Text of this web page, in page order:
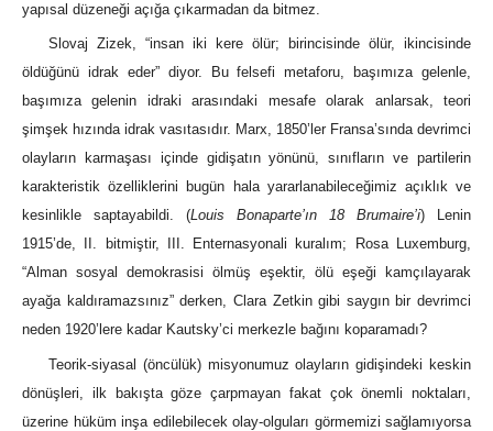
yapısal düzeneği açığa çıkarmadan da bitmez.
Slovaj Zizek, “insan iki kere ölür; birincisinde ölür, ikincisinde
öldüğünü idrak eder” diyor. Bu felsefi metaforu, başımıza gelenle,
başımıza gelenin idraki arasındaki mesafe olarak anlarsak, teori
şimşek hızında idrak vasıtasıdır. Marx, 1850’ler Fransa’sında devrimci
olayların karmaşası içinde gidişatın yönünü, sınıfların ve partilerin
karakteristik özelliklerini bugün hala yararlanabileceğimiz açıklık ve
kesinlikle saptayabildi. (Louis Bonaparte’ın 18 Brumaire’i) Lenin
1915’de, II. bitmiştir, III. Enternasyonali kuralım; Rosa Luxemburg,
“Alman sosyal demokrasisi ölmüş eşektir, ölü eşeği kamçılayarak
ayağa kaldıramazsınız” derken, Clara Zetkin gibi saygın bir devrimci
neden 1920’lere kadar Kautsky’ci merkezle bağını koparamadı?
Teorik-siyasal (öncülük) misyonumuz olayların gidişindeki keskin
dönüşleri, ilk bakışta göze çarpmayan fakat çok önemli noktaları,
üzerine hüküm inşa edilebilecek olay-olguları görmemizi sağlamıyorsa